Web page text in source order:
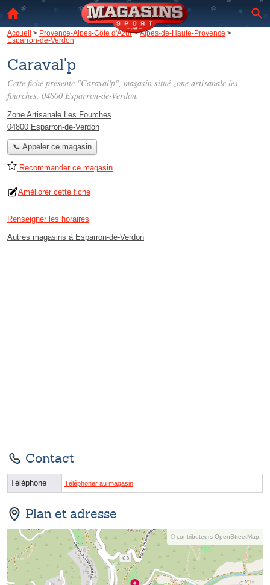
Accueil > Provence-Alpes-Côte d'Azur>Alpes-de-Haute-Provence >
Esparron-de-Verdon
Caraval'p
Cette fiche présente "Caraval'p", magasin situé zone artisanale les
fourches, 04800 Esparron-de-Verdon.
Zone Artisanale Les Fourches
04800 Esparron-de-Verdon
📞 Appeler ce magasin
Recommander ce magasin
Améliorer cette fiche
Renseigner les horaires
Autres magasins à Esparron-de-Verdon
Contact
Téléphone Téléphoner au magasin
Plan et adresse
© contributeurs OpenStreetMap